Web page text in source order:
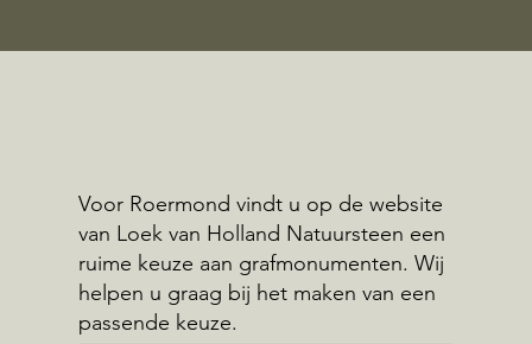
Voor Roermond vindt u op de website
van Loek van Holland Natuursteen een
ruime keuze aan grafmonumenten. Wij
helpen u graag bij het maken van een
passende keuze.